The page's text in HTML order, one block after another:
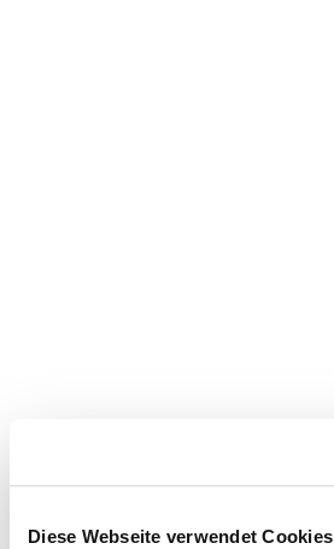
Diese Webseite verwendet Cookies